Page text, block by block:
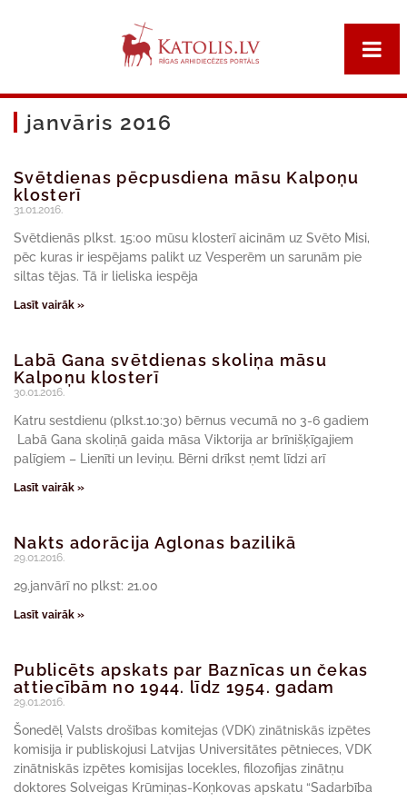
janvāris 2016
Svētdienas pēcpusdiena māsu Kalpoņu
klosterī
31.01.2016.
Svētdienās plkst. 15:00 mūsu klosterī aicinām uz Svēto Misi,
pēc kuras ir iespējams palikt uz Vesperēm un sarunām pie
siltas tējas. Tā ir lieliska iespēja
Lasīt vairāk »
Labā Gana svētdienas skoliņa māsu
Kalpoņu klosterī
30.01.2016.
Katru sestdienu (plkst.10:30) bērnus vecumā no 3-6 gadiem
Labā Gana skoliņā gaida māsa Viktorija ar brīnišķīgajiem
palīgiem – Lienīti un Ieviņu. Bērni drīkst ņemt līdzi arī
Lasīt vairāk »
Nakts adorācija Aglonas bazilikā
29.01.2016.
29.janvārī no plkst: 21.00
Lasīt vairāk »
Publicēts apskats par Baznīcas un čekas
attiecībām no 1944. līdz 1954. gadam
29.01.2016.
Šonedēļ Valsts drošības komitejas (VDK) zinātniskās izpētes
komisija ir publiskojusi Latvijas Universitātes pētnieces, VDK
zinātniskās izpētes komisijas locekles, filozofijas zinātņu
doktores Solveigas Krūmiņas-Koņkovas apskatu “Sadarbība